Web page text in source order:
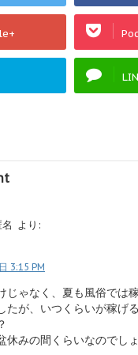
より:
3:15 PM
じゃなく、夏も風俗では
たが、いつくらいが稼げ
休みの間くらいなのでし